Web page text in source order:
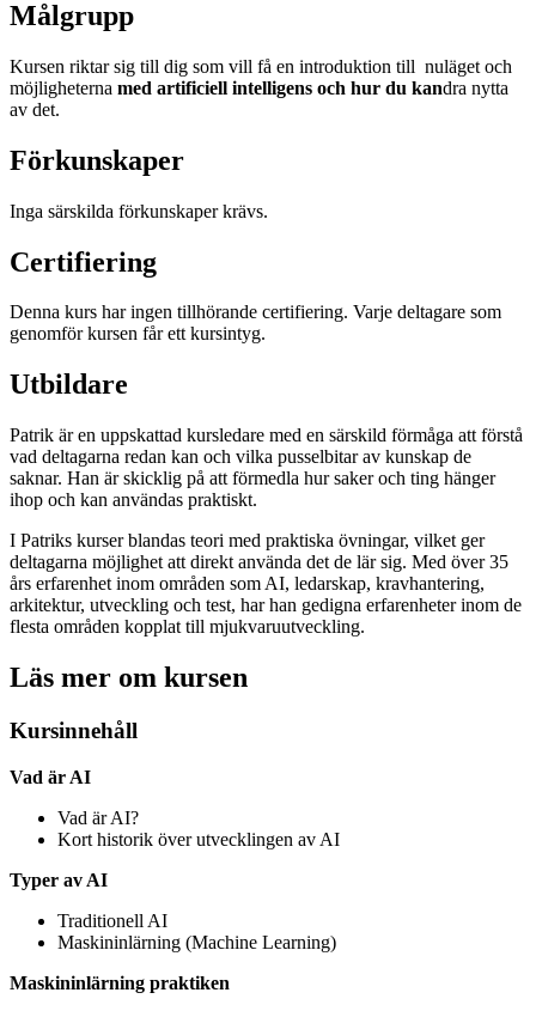
Målgrupp
Kursen riktar sig till dig som vill få en introduktion till nuläget och
möjligheterna med artificiell intelligens och hur du kandra nytta
av det.
Förkunskaper
Inga särskilda förkunskaper krävs.
Certifiering
Denna kurs har ingen tillhörande certifiering. Varje deltagare som
genomför kursen får ett kursintyg.
Utbildare
Patrik är en uppskattad kursledare med en särskild förmåga att förstå
vad deltagarna redan kan och vilka pusselbitar av kunskap de
saknar. Han är skicklig på att förmedla hur saker och ting hänger
ihop och kan användas praktiskt.
I Patriks kurser blandas teori med praktiska övningar, vilket ger
deltagarna möjlighet att direkt använda det de lär sig. Med över 35
års erfarenhet inom områden som AI, ledarskap, kravhantering,
arkitektur, utveckling och test, har han gedigna erfarenheter inom de
flesta områden kopplat till mjukvaruutveckling.
Läs mer om kursen
Kursinnehåll
Vad är AI
Vad är AI?
Kort historik över utvecklingen av AI
Typer av AI
Traditionell AI
Maskininlärning (Machine Learning)
Maskininlärning praktiken